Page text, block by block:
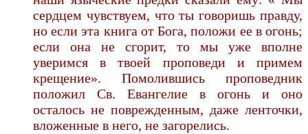
сердцем чувствуем, что ты говоришь правду,
но если эта книга от Бога, положи ее в огонь;
если она не сгорит, то мы уже вполне
уверимся в твоей проповеди и примем
крещение». Помолившись проповедник
положил Св. Евангелие в огонь и оно
осталось не поврежденным, даже ленточки,
вложенные в него, не загорелись.